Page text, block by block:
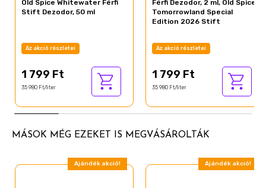
Old Spice Whitewater Férfi
Stift Dezodor, 50 ml
Az akció részletei
1 799 Ft
35 980 Ft/liter
Férfi Dezodor, 2 ml, Old Spice
Tomorrowland Special
Edition 2026 Stift
Az akció részletei
1 799 Ft
35 980 Ft/liter
MÁSOK MÉG EZEKET IS MEGVÁSÁROLTÁK
Ajándék akció! Ajándék akció!